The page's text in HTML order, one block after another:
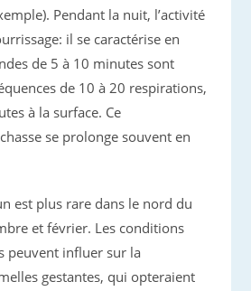
Pendant la nuit, l’activité
il se caractérise en
de 5 à 10 minutes sont
de 10 à 20 respirations,
à la surface. Ce
se prolonge souvent en
est plus rare dans le nord du
et février. Les conditions
peuvent influer sur la
gestantes, qui opteraient